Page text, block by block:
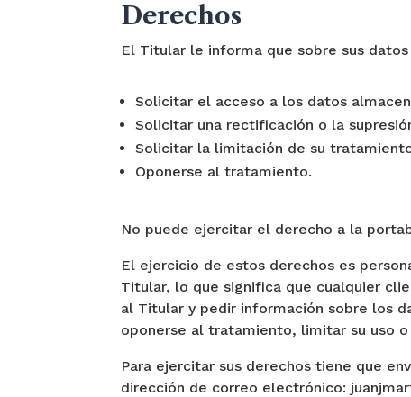
Derechos
El Titular le informa que sobre sus
Solicitar el acceso a los datos
Solicitar una rectificación o la
Solicitar la limitación de su
Oponerse al tratamiento.
No puede ejercitar el derecho a la
El ejercicio de estos derechos es
Titular, lo que significa que cualquier
al Titular y pedir información sobre los
oponerse al tratamiento, limitar su uso
Para ejercitar sus derechos tiene que
dirección de correo electrónico: